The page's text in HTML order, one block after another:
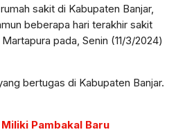
sakit di Kabupaten Banjar,
beberapa hari terakhir sakit
pada, Senin (11/3/2024)
bertugas di Kabupaten Banjar.
Pambakal Baru